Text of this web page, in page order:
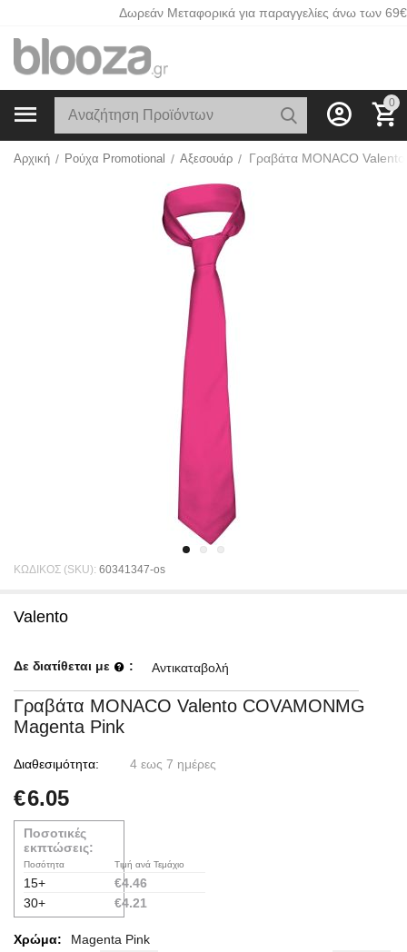
Δωρεάν Μεταφορικά για παραγγελίες άνω των 69€
0
Αρχική / Ρούχα Promotional / Αξεσουάρ /
ΚΩΔΙΚΟΣ (SKU): 60341347-os
Valento
Δε διατίθεται με : Αντικαταβολή
Γραβάτα MONACO Valento COVAMONMG
Magenta Pink
Διαθεσιμότητα: 4 εως 7 ημέρες
€6.05
Ποσοτικές
εκπτώσεις:
Ποσότητα
15+
30+
Τιμή ανά Τεμάχιο
€4.46
€4.21
Χρώμα: Magenta Pink